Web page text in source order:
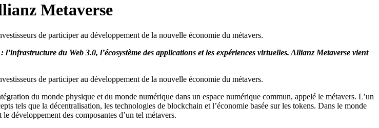
Metaverse
de participer au développement de la nouvelle économie du métavers.
du Web 3.0, l’écosystème des applications et les expériences virtuelles. Allianz Metaverse vient
de participer au développement de la nouvelle économie du métavers.
du monde physique et du monde numérique dans un espace numérique commun, appelé le métavers. L’un
tels que la décentralisation, les technologies de blockchain et l’économie basée sur les tokens. Dans le monde
développement des composantes d’un tel métavers.